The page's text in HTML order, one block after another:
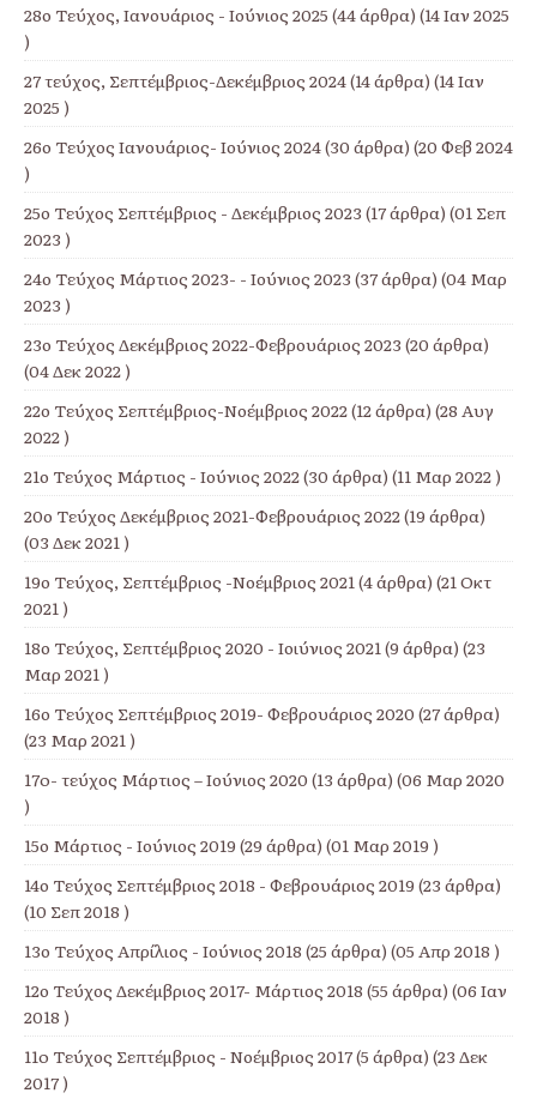
28ο Τεύχος, Ιανουάριος - Ιούνιος 2025 (44 άρθρα) (14 Ιαν 2025
)
27 τεύχος, Σεπτέμβριος-Δεκέμβριος 2024(14 άρθρα) (14 Ιαν
2025 )
26ο Τεύχος Ιανουάριος- Ιούνιος 2024(30 άρθρα) (20 Φεβ 2024
)
25ο Τεύχος Σεπτέμβριος - Δεκέμβριος 2023 (17 άρθρα) (01 Σεπ
2023 )
24ο Τεύχος Μάρτιος 2023- - Ιούνιος 2023 (37 άρθρα) (04 Μαρ
2023 )
23ο Τεύχος Δεκέμβριος 2022-Φεβρουάριος 2023 (20 άρθρα)
(04 Δεκ 2022 )
22ο Τεύχος Σεπτέμβριος-Νοέμβριος 2022(12 άρθρα) (28 Αυγ
2022 )
21ο Τεύχος Μάρτιος - Ιούνιος 2022(30 άρθρα) (11 Μαρ 2022 )
20ο Τεύχος Δεκέμβριος 2021-Φεβρουάριος 2022(19 άρθρα)
(03 Δεκ 2021 )
19ο Τεύχος, Σεπτέμβριος -Νοέμβριος 2021 (4 άρθρα) (21 Οκτ
2021 )
18ο Τεύχος, Σεπτέμβριος 2020 - Ιοιύνιος 2021 (9 άρθρα) (23
Μαρ 2021 )
16ο Τεύχος Σεπτέμβριος 2019- Φεβρουάριος 2020 (27 άρθρα)
(23 Μαρ 2021 )
17o- τεύχος Μάρτιος – Ιούνιος 2020 (13 άρθρα) (06 Μαρ 2020
)
15ο Μάρτιος - Ιούνιος 2019 (29 άρθρα) (01 Μαρ 2019 )
14ο Τεύχος Σεπτέμβριος 2018 - Φεβρουάριος 2019 (23 άρθρα)
(10 Σεπ 2018 )
13ο Τεύχος Απρίλιος - Ιούνιος 2018 (25 άρθρα) (05 Απρ 2018 )
12ο Τεύχος Δεκέμβριος 2017- Μάρτιος 2018 (55 άρθρα) (06 Ιαν
2018 )
11o Τεύχος Σεπτέμβριος - Νοέμβριος 2017(5 άρθρα) (23 Δεκ
2017 )